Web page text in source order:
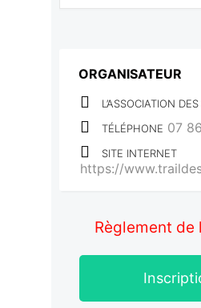
ORGANISATEUR
L’ASSOCIATION
TÉLÉPHONE 07
SITE INTERNET
https://
Règlement de